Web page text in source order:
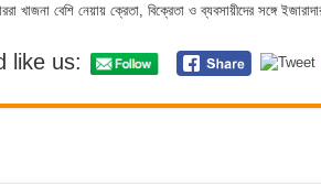
খাজনা বেশি নেয়ায় ক্রেতা, বিক্রেতা ও ব্যবসায়ীদের সঙ্গে
like us: